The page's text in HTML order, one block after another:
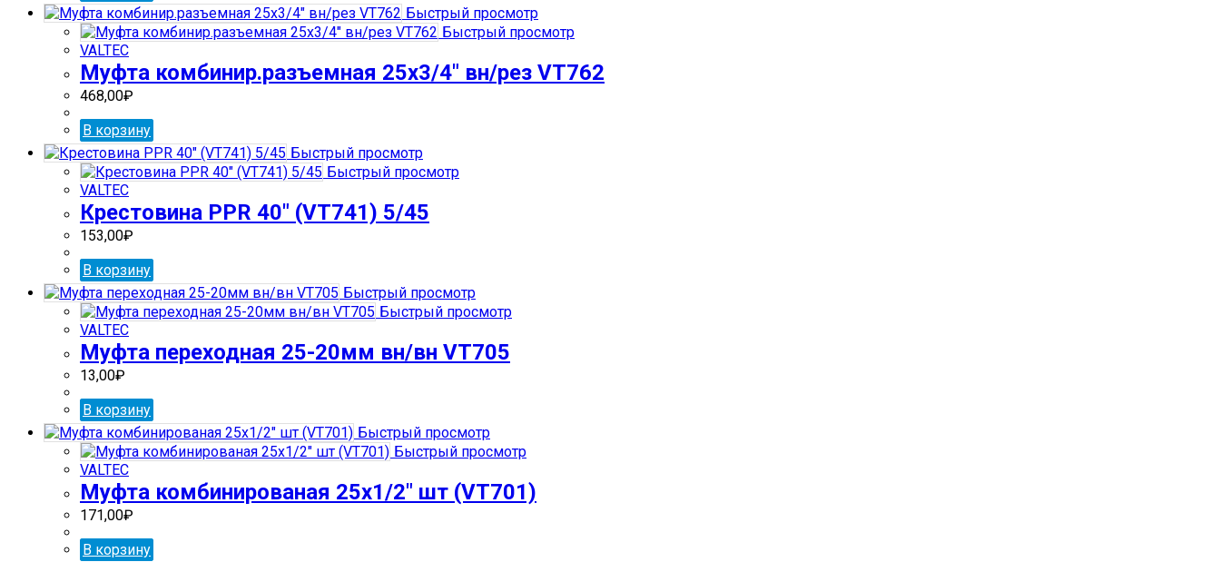
Быстрый просмотр
Быстрый просмотр
VALTEC
Муфта комбинир.разъемная 25х3/4″ вн/рез VT762
468,00₽
В корзину
Быстрый просмотр
Быстрый просмотр
VALTEC
Крестовина PPR 40″ (VT741) 5/45
153,00₽
В корзину
Быстрый просмотр
Быстрый просмотр
VALTEC
Муфта переходная 25-20мм вн/вн VT705
13,00₽
В корзину
Быстрый просмотр
Быстрый просмотр
VALTEC
Муфта комбинированая 25х1/2″ шт (VT701)
171,00₽
В корзину